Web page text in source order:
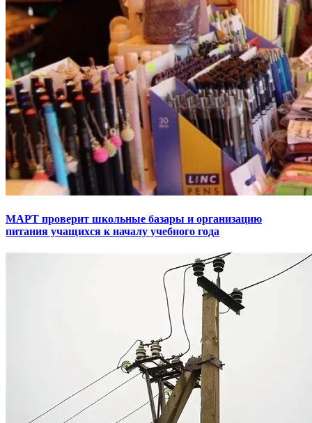
МАРТ проверит школьные базары и организацию
питания учащихся к началу учебного года